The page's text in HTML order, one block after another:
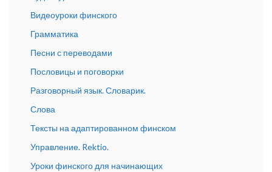
Видеоуроки финского
Грамматика
Песни с переводами
Пословицы и поговорки
Разговорный язык. Словарик.
Слова
Тексты на адаптированном финском
Управление. Rektio.
Уроки финского для начинающих